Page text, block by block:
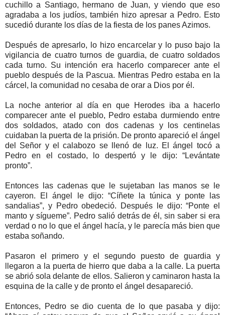
cuchillo a Santiago, hermano de Juan, y viendo que eso
agradaba a los judíos, también hizo apresar a Pedro. Esto
sucedió durante los días de la fiesta de los panes Azimos.
Después de apresarlo, lo hizo encarcelar y lo puso bajo la
vigilancia de cuatro turnos de guardia, de cuatro soldados
cada turno. Su intención era hacerlo comparecer ante el
pueblo después de la Pascua. Mientras Pedro estaba en la
cárcel, la comunidad no cesaba de orar a Dios por él.
La noche anterior al día en que Herodes iba a hacerlo
comparecer ante el pueblo, Pedro estaba durmiendo entre
dos soldados, atado con dos cadenas y los centinelas
cuidaban la puerta de la prisión. De pronto apareció el ángel
del Señor y el calabozo se llenó de luz. El ángel tocó a
Pedro en el costado, lo despertó y le dijo: “Levántate
pronto”.
Entonces las cadenas que le sujetaban las manos se le
cayeron. El ángel le dijo: “Cíñete la túnica y ponte las
sandalias”, y Pedro obedeció. Después le dijo: “Ponte el
manto y sígueme”. Pedro salió detrás de él, sin saber si era
verdad o no lo que el ángel hacía, y le parecía más bien que
estaba soñando.
Pasaron el primero y el segundo puesto de guardia y
llegaron a la puerta de hierro que daba a la calle. La puerta
se abrió sola delante de ellos. Salieron y caminaron hasta la
esquina de la calle y de pronto el ángel desapareció.
Entonces, Pedro se dio cuenta de lo que pasaba y dijo: